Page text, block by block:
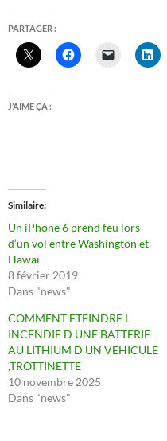
PARTAGER :
J’AIME ÇA :
Similaire
Un iPhone 6 prend feu lors
d’un vol entre Washington et
Hawaï
8 février 2019
Dans "news"
COMMENT ETEINDRE L
INCENDIE D UNE BATTERIE
AU LITHIUM D UN VEHICULE
,TROTTINETTE
10 novembre 2025
Dans "news"